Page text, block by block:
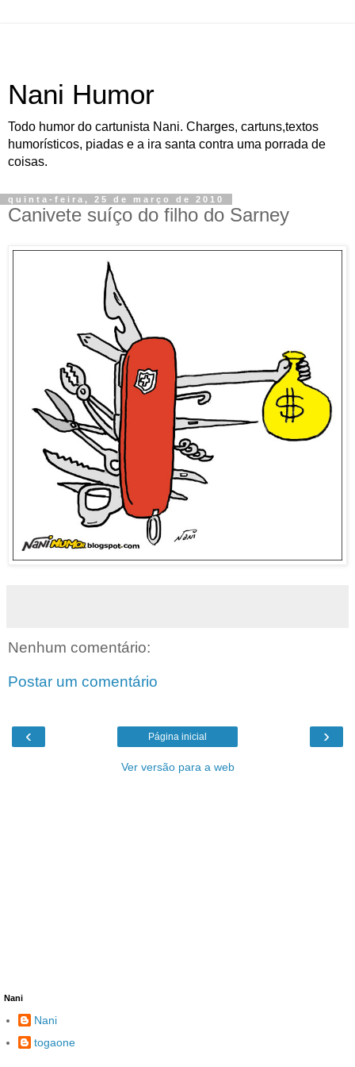
Nani Humor
Todo humor do cartunista Nani. Charges, cartuns,textos
humorísticos, piadas e a ira santa contra uma porrada de
coisas.
quinta-feira, 25 de março de 2010
Canivete suíço do filho do Sarney
Nenhum comentário:
Postar um comentário
‹ ›
Página inicial
Ver versão para a web
Nani
Nani
togaone